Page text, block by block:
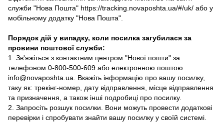
служби "Нова Пошта" https://tracking.novaposhta.ua/#/uk/ або у
мобільному додатку "Нова Пошта".
Порядок дій у випадку, коли посилка загубилася за
провини поштової служби:
1. Зв'яжіться з контактним центром "Нової пошти" за
телефоном 0-800-500-609 або електронною поштою
info@novaposhta.ua. Вкажіть інформацію про вашу посилку,
таку як: трекінг-номер, дату відправлення, місце відправлення
та призначення, а також інші подробиці про посилку.
2. Запросіть розшук посилки. Вони можуть провести додаткові
перевірки і спробувати знайти вашу посилку у своїй системі.